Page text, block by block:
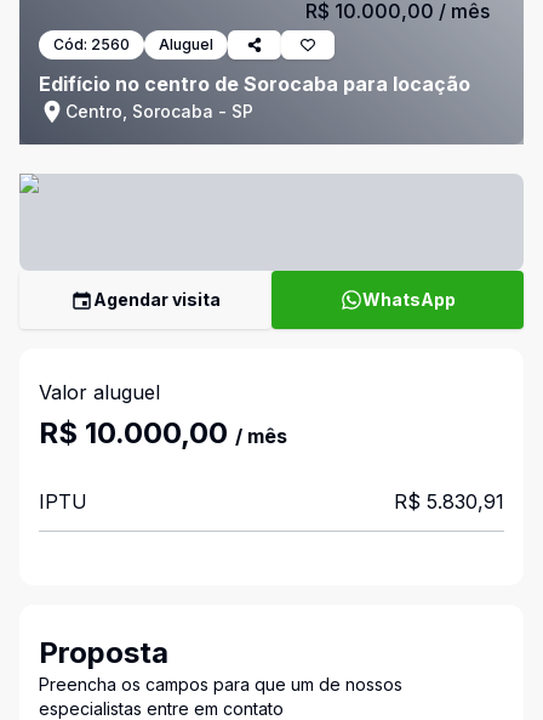
Cód: 2560 Aluguel
Edifício no centro de Sorocaba para locação
Centro, Sorocaba - SP
R$ 10.000,00 / mês
Agendar visita WhatsApp
Valor aluguel
R$ 10.000,00 / mês
IPTU R$ 5.830,91
Proposta
Preencha os campos para que um de nossos
especialistas entre em contato